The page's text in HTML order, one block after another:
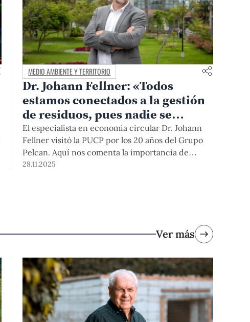
MEDIO AMBIENTE Y TERRITORIO
Dr. Johann Fellner: «Todos
estamos conectados a la gestión
de residuos, pues nadie se
escapa de generar basura»
El especialista en economía circular Dr. Johann
Fellner visitó la PUCP por los 20 años del Grupo
Pelcan. Aquí nos comenta la importancia de
realizar una gestión de residuos adaptada a cada
28.11.2025
Ver más